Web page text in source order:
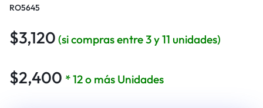
RO5645
$3,120 (si compras entre 3 y 11 unidades)
$2,400 * 12 o más Unidades